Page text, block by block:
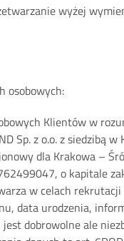
wyżej
osobowych:
Klientów w
Sp. z o.o. z
dla Krakowa –
o kapitale
w celach rekrutacji
data urodzenia,
dobrowolne ale